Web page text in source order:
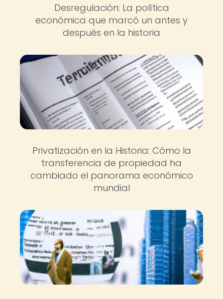
Desregulación: La política
económica que marcó un antes y
después en la historia
Privatización en la Historia: Cómo la
transferencia de propiedad ha
cambiado el panorama económico
mundial